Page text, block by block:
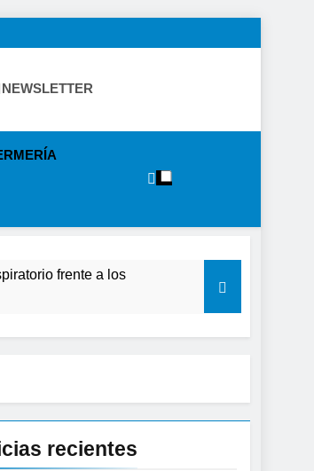
NEWSLETTER
frente a los
en la retina en
recientes